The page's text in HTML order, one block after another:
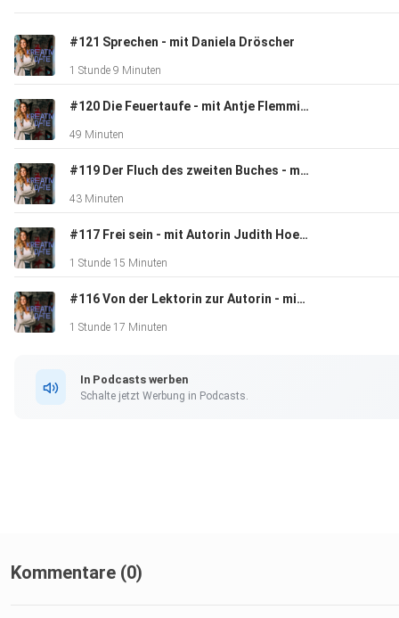
noch braucht, damit ein literarischer Stoff verfilmt werden
und wie lange es mitunter dauert, bis er seinen Weg auf die
Leinwand findet (Spoiler: lange!!).
Erfolgsaussichten bei 15 Sekunden sind, erfahrt ihr in der
neuesten Folge KREATIVDATE!
P.S.: Die Folge ging aus Versehen schon Anfang April live. Ich
#121 Sprechen - mit Daniela Dröscher
1 Stunde 9 Minuten
#120 Die Feuertaufe - mit Antje Flemming & Can Mayaoglu
49 Minuten
#119 Der Fluch des zweiten Buches - mit Lektorin Julia Cremer
43 Minuten
#117 Frei sein - mit Autorin Judith Hoersch
1 Stunde 15 Minuten
#116 Von der Lektorin zur Autorin - mit Sita Maria Frey
1 Stunde 17 Minuten
In Podcasts werben
Schalte jetzt Werbung in Podcasts.
Kommentare (0)